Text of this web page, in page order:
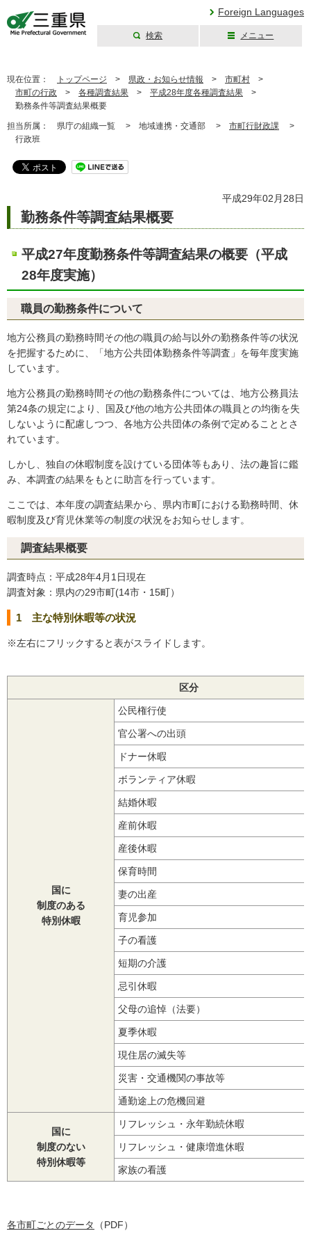
Foreign Languages
検索 メニュー
現在位置： トップページ > 県政・お知らせ情報 > 市町村 >
市町の行政 > 各種調査結果 > 平成28年度各種調査結果 >
勤務条件等調査結果概要
担当所属： 県庁の組織一覧 > 地域連携・交通部 > 市町行財政課 >
行政班
平成29年02月28日
勤務条件等調査結果概要
平成27年度勤務条件等調査結果の概要（平成
28年度実施）
職員の勤務条件について
地方公務員の勤務時間その他の職員の給与以外の勤務条件等の状況
を把握するために、「地方公共団体勤務条件等調査」を毎年度実施
しています。
地方公務員の勤務時間その他の勤務条件については、地方公務員法
第24条の規定により、国及び他の地方公共団体の職員との均衡を失
しないように配慮しつつ、各地方公共団体の条例で定めることとさ
れています。
しかし、独自の休暇制度を設けている団体等もあり、法の趣旨に鑑
み、本調査の結果をもとに助言を行っています。
ここでは、本年度の調査結果から、県内市町における勤務時間、休
暇制度及び育児休業等の制度の状況をお知らせします。
調査結果概要
調査時点：平成28年4月1日現在
調査対象：県内の29市町(14市・15町）
1 主な特別休暇等の状況
※左右にフリックすると表がスライドします。
区分
国に
制度のある
特別休暇
公民権行使
官公署への出頭
ドナー休暇
ボランティア休暇
結婚休暇
産前休暇
産後休暇
保育時間
妻の出産
育児参加
子の看護
短期の介護
忌引休暇
父母の追悼（法要）
夏季休暇
現住居の滅失等
災害・交通機関の事故等
通勤途上の危機回避
国に
制度のない
特別休暇等
リフレッシュ・永年勤続休暇
リフレッシュ・健康増進休暇
家族の看護
各市町ごとのデータ （PDF）